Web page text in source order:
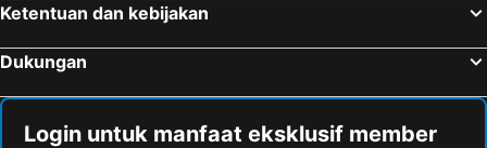
Hotel Barsey by Warwick
ibis budget Brussels Airport
Hotel Fi'Lin
Sheraton Brussels Airport Hotel
Martin's Château du Lac
Ketentuan dan kebijakan
Dukungan
Login untuk manfaat eksklusif member